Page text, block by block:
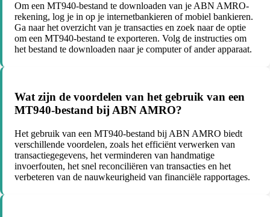
Om een MT940-bestand te downloaden van je ABN AMRO-
rekening, log je in op je internetbankieren of mobiel bankieren.
Ga naar het overzicht van je transacties en zoek naar de optie
om een MT940-bestand te exporteren. Volg de instructies om
het bestand te downloaden naar je computer of ander apparaat.
Wat zijn de voordelen van het gebruik van een
MT940-bestand bij ABN AMRO?
Het gebruik van een MT940-bestand bij ABN AMRO biedt
verschillende voordelen, zoals het efficiënt verwerken van
transactiegegevens, het verminderen van handmatige
invoerfouten, het snel reconciliëren van transacties en het
verbeteren van de nauwkeurigheid van financiële rapportages.